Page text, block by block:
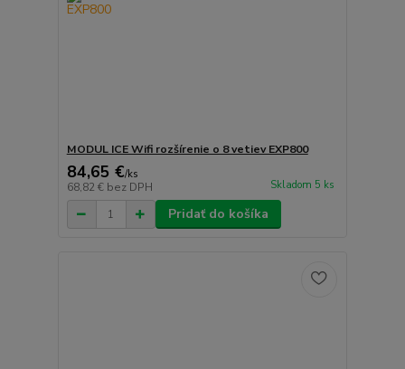
MODUL ICE Wifi rozšírenie o 8 vetiev EXP800
84,65 €/ks
68,82 € bez DPH Skladom 5 ks
Pridať do košíka